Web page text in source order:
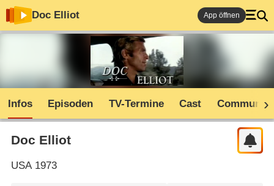
Doc Elliot App öffnen
Infos Episoden TV-Termine Cast Community
Doc Elliot
USA1973